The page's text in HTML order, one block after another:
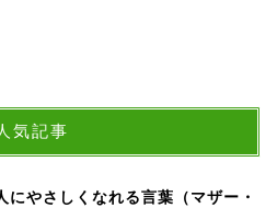
気記事
にやさしくなれる言葉（マザー・